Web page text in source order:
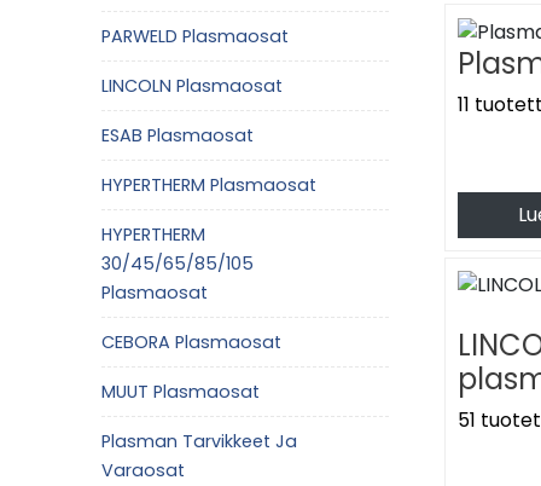
PARWELD Plasmaosat
LINCOLN Plasmaosat
ESAB Plasmaosat
HYPERTHERM Plasmaosat
HYPERTHERM
30/45/65/85/105
Plasmaosat
CEBORA Plasmaosat
MUUT Plasmaosat
Plasman Tarvikkeet Ja
Varaosat
Kaikki
Laajasta
erityisesti
ja
nopeasti ja
tarvitaan
11
LINCOLN
51